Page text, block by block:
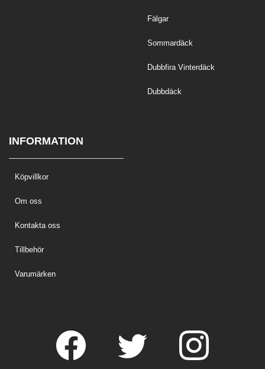
Fälgar
Sommardäck
Dubbfira Vinterdäck
Dubbdäck
INFORMATION
Köpvillkor
Om oss
Kontakta oss
Tillbehör
Varumärken